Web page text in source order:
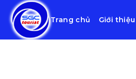
Trang chủ Giới thiệu